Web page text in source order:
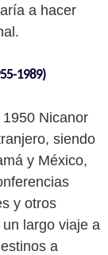
a hacer
1989)
Nicanor
siendo
y México,
y otros
largo viaje a
a